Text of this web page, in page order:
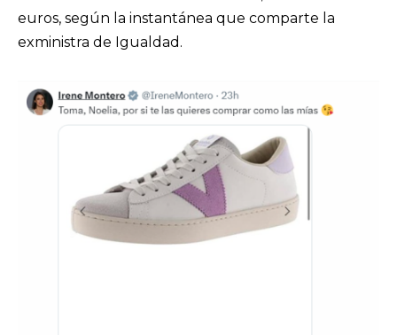
euros, según la instantánea que comparte la
exministra de Igualdad.